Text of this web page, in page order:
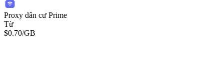
Proxy dân cư Prime
Từ
$0.70/GB